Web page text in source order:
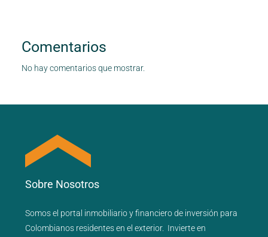
Comentarios
No hay comentarios que mostrar.
Sobre Nosotros
Somos el portal inmobiliarioyfinancierode inversión para
Colombianos residentes en el exterior. Invierte en